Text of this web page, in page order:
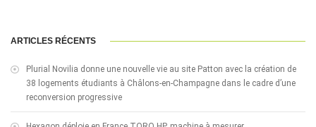
ARTICLES RÉCENTS
Plurial Novilia donne une nouvelle vie au site Patton avec la création de
38 logements étudiants à Châlons-en-Champagne dans le cadre d’une
reconversion progressive